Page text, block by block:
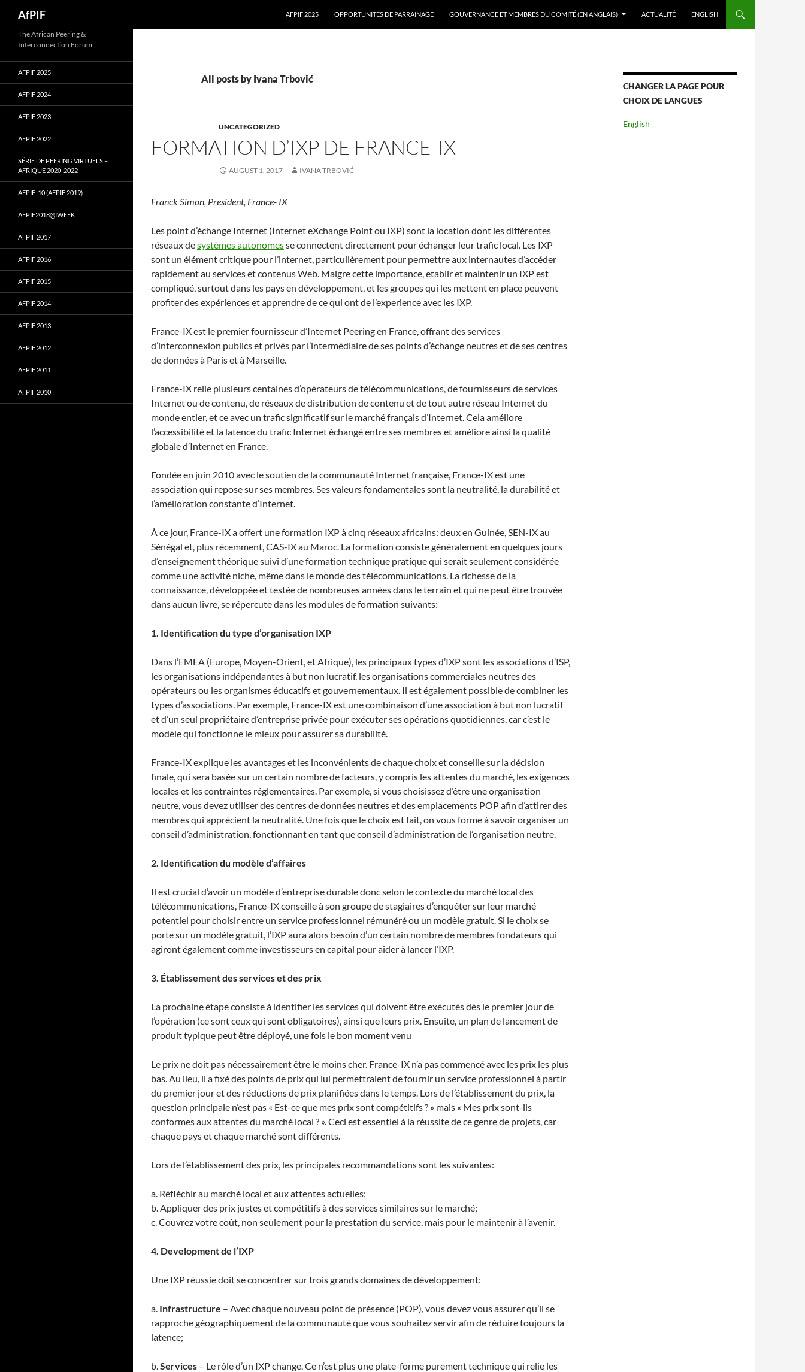
content
AfPIF AFPIF 2025 OPPORTUNITÉS DE PARRAINAGE GOUVERNANCE ET MEMBRES DU COMITÉ (EN ANGLAIS) ACTUALITÉ ENGLISH
All posts by Ivana Trbović
UNCATEGORIZED
FORMATION D’IXP DE FRANCE-IX
AUGUST 1, 2017 IVANA TRBOVIĆ
Franck Simon, President, France- IX
Les point d’échange Internet (Internet eXchange Point ou IXP) sont la location dont les différentes
réseaux desystèmes autonomesse connectent directement pour échanger leur trafic local. Les IXP
sont un élément critique pour l’internet, particulièrement pour permettre aux internautes d’accéder
rapidement au services et contenus Web. Malgre cette importance, etablir et maintenir un IXP est
compliqué, surtout dans les pays en développement, et les groupes qui les mettent en place peuvent
profiter des expériences et apprendre de ce qui ont de l’experience avec les IXP.
France-IX est le premier fournisseur d’Internet Peering en France, offrant des services
d’interconnexion publics et privés par l’intermédiaire de ses points d’échange neutres et de ses centres
de données à Paris et à Marseille.
France-IX relie plusieurs centaines d’opérateurs de télécommunications, de fournisseurs de services
Internet ou de contenu, de réseaux de distribution de contenu et de tout autre réseau Internet du
monde entier, et ce avec un trafic significatif sur le marché français d’Internet. Cela améliore
l’accessibilité et la latence du trafic Internet échangé entre ses membres et améliore ainsi la qualité
globale d’Internet en France.
Fondée en juin 2010 avec le soutien de la communauté Internet française, France-IX est une
association qui repose sur ses membres. Ses valeurs fondamentales sont la neutralité, la durabilité et
l’amélioration constante d’Internet.
À ce jour, France-IX a offert une formation IXP à cinq réseaux africains: deux en Guinée, SEN-IX au
Sénégal et, plus récemment, CAS-IX au Maroc. La formation consiste généralement en quelques jours
d’enseignement théorique suivi d’une formation technique pratique qui serait seulement considérée
comme une activité niche, même dans le monde des télécommunications. La richesse de la
connaissance, développée et testée de nombreuses années dans le terrain et qui ne peut être trouvée
dans aucun livre, se répercute dans les modules de formation suivants:
1. Identification du type d’organisation IXP
Dans l’EMEA (Europe, Moyen-Orient, et Afrique), les principaux types d’IXP sont les associations d’ISP,
les organisations indépendantes à but non lucratif, les organisations commerciales neutres des
opérateurs ou les organismes éducatifs et gouvernementaux. Il est également possible de combiner les
types d’associations. Par exemple, France-IX est une combinaison d’une association à but non lucratif
et d’un seul propriétaire d’entreprise privée pour exécuter ses opérations quotidiennes, car c’est le
modèle qui fonctionne le mieux pour assurer sa durabilité.
France-IX explique les avantages et les inconvénients de chaque choix et conseille sur la décision
finale, qui sera basée sur un certain nombre de facteurs, y compris les attentes du marché, les exigences
locales et les contraintes réglementaires. Par exemple, si vous choisissez d’être une organisation
neutre, vous devez utiliser des centres de données neutres et des emplacements POP afin d’attirer des
membres qui apprécient la neutralité. Une fois que le choix est fait, on vous forme à savoir organiser un
conseil d’administration, fonctionnant en tant que conseil d’administration de l’organisation neutre.
2. Identification du modèle d’affaires
Il est crucial d’avoir un modèle d’entreprise durable donc selon le contexte du marché local des
télécommunications, France-IX conseille à son groupe de stagiaires d’enquêter sur leur marché
potentiel pour choisir entre un service professionnel rémunéré ou un modèle gratuit. Si le choix se
porte sur un modèle gratuit, l’IXP aura alors besoin d’un certain nombre de membres fondateurs qui
agiront également comme investisseurs en capital pour aider à lancer l’IXP.
3. Établissement des services et des prix
La prochaine étape consiste à identifier les services qui doivent être exécutés dès le premier jour de
l’opération (ce sont ceux qui sont obligatoires), ainsi que leurs prix. Ensuite, un plan de lancement de
produit typique peut être déployé, une fois le bon moment venu
Le prix ne doit pas nécessairement être le moins cher. France-IX n’a pas commencé avec les prix les plus
bas. Au lieu, il a fixé des points de prix qui lui permettraient de fournir un service professionnel à partir
du premier jour et des réductions de prix planifiées dans le temps. Lors de l’établissement du prix, la
question principale n’est pas « Est-ce que mes prix sont compétitifs ? » mais « Mes prix sont-ils
conformes aux attentes du marché local ? ». Ceci est essentiel à la réussite de ce genre de projets, car
chaque pays et chaque marché sont différents.
Lors de l’établissement des prix, les principales recommandations sont les suivantes:
a. Réfléchir au marché local et aux attentes actuelles;
b. Appliquer des prix justes et compétitifs à des services similaires sur le marché;
c. Couvrez votre coût, non seulement pour la prestation du service, mais pour le maintenir à l’avenir.
4. Development de l’IXP
Une IXP réussie doit se concentrer sur trois grands domaines de développement:
a. Infrastructure – Avec chaque nouveau point de présence (POP), vous devez vous assurer qu’il se
rapproche géographiquement de la communauté que vous souhaitez servir afin de réduire toujours la
latence;
b.Services – Le rôle d’un IXP change. Ce n’est plus une plate-forme purement technique qui relie les
CHANGER LA PAGE POUR
CHOIX DE LANGUES
English
The African Peering &
Interconnection Forum
AFPIF 2025
AFPIF 2024
AFPIF 2023
AFPIF 2022
SÉRIE DE PEERING VIRTUELS –
AFRIQUE 2020-2022
AFPIF-10 (AFPIF 2019)
AFPIF2018@IWEEK
AFPIF 2017
AFPIF 2016
AFPIF 2015
AFPIF 2014
AFPIF 2013
AFPIF 2012
AFPIF 2011
AFPIF 2010